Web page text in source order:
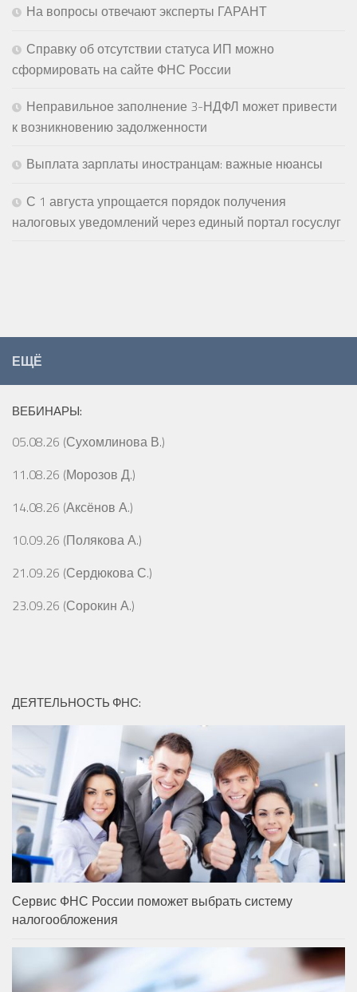
На вопросы отвечают эксперты ГАРАНТ
Справку об отсутствии статуса ИП можно
сформировать на сайте ФНС России
Неправильное заполнение 3-НДФЛ может привести
к возникновению задолженности
Выплата зарплаты иностранцам: важные нюансы
С 1 августа упрощается порядок получения
налоговых уведомлений через единый портал госуслуг
ЕЩЁ
ВЕБИНАРЫ:
05.08.26 (Сухомлинова В.)
11.08.26 (Морозов Д.)
14.08.26 (Аксёнов А.)
10.09.26 (Полякова А.)
21.09.26 (Сердюкова С.)
23.09.26 (Сорокин А.)
ДЕЯТЕЛЬНОСТЬ ФНС:
Сервис ФНС России поможет выбрать систему
налогообложения